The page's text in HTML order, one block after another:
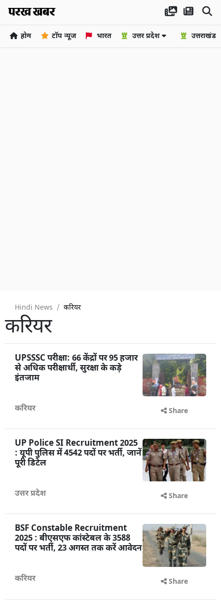
होम टॉप न्यूज भारत उत्तर प्रदेश उत्तराखंड
Hindi News करियर
करियर
UPSSSC परीक्षा: 66 केंद्रों पर 95 हजार
से अधिक परीक्षार्थी, सुरक्षा के कड़े
इंतजाम
करियर Share
UP Police SI Recruitment 2025
: यूपी पुलिस में 4542 पदों पर भर्ती, जानें
पूरी डिटेल
उत्तर प्रदेश Share
BSF Constable Recruitment
2025 : बीएसएफ कांस्टेबल के 3588
पदों पर भर्ती, 23 अगस्त तक करें आवेदन
करियर Share